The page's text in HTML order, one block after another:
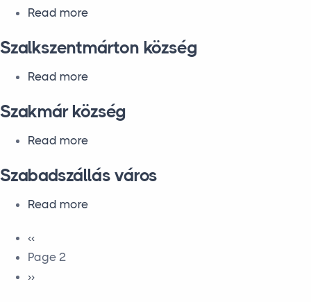
Read moreabout Szank község
Szalkszentmárton község
Read moreabout Szalkszentmárton község
Szakmár község
Read moreabout Szakmár község
Szabadszállás város
Read moreabout Szabadszállás város
Pagination
Previous page
‹‹
Page 2
Next page
››